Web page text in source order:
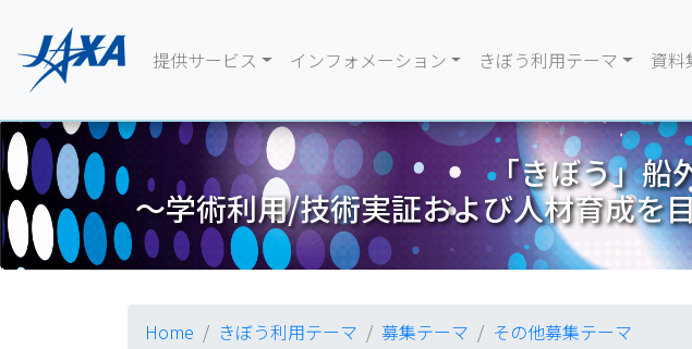
提供サービス インフォメーション きぼう利用テーマ 資料
「きぼう」船
～学術利用/技術実証および人材育成を
Home きぼう利用テーマ 募集テーマ その他募集テーマ